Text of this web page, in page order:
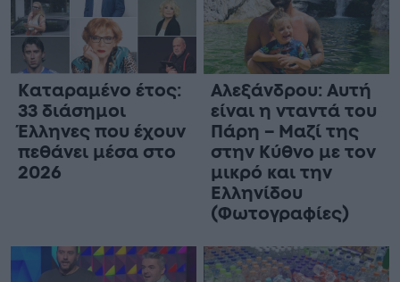
Καταραμένο έτος:
33 διάσημοι
Έλληνες που έχουν
πεθάνει μέσα στο
2026
Αλεξάνδρου: Αυτή
είναι η νταντά του
Πάρη – Μαζί της
στην Κύθνο με τον
μικρό και την
Ελληνίδου
(Φωτογραφίες)